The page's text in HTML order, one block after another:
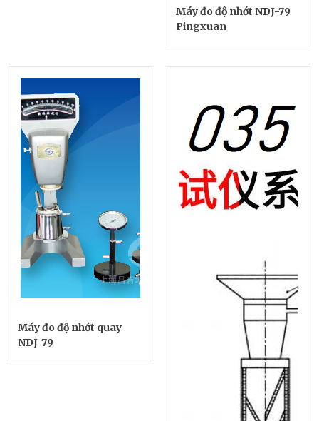
Máy đo độ nhớt NDJ-79
Pingxuan
Máy đo độ nhớt quay
NDJ-79